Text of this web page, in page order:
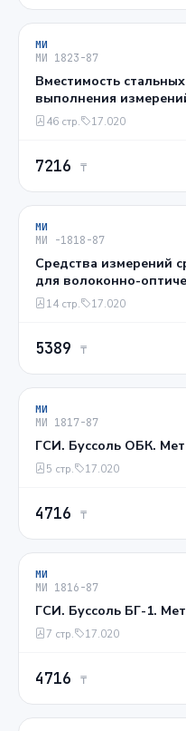
МИ
МИ 1823-87
Вместимость
выполнения
46 стр. 17.020
7216 ₸
МИ
МИ -1818-87
Средства измерений
для волоконно-
14 стр. 17.020
5389 ₸
МИ
МИ 1817-87
ГСИ. Буссоль ОБК.
5 стр. 17.020
4716 ₸
МИ
МИ 1816-87
ГСИ. Буссоль БГ-1.
7 стр. 17.020
4716 ₸